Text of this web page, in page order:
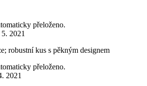
přeloženo.
2021
robustní kus s pěkným designem
přeloženo.
2021